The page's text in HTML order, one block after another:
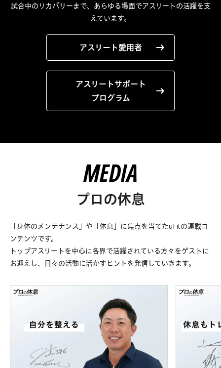
試合中のリカバリーまで、あらゆる場面でアスリートの活躍を支
えています。
アスリート愛用者
アスリートサポート
プログラム
MEDIA
プロの休息
「身体のメンテナンス」や「休息」に焦点を当てたuFitの連載コ
ンテンツです。
トップアスリートを中心に各界で活躍されている方々をゲストに
お迎えし、日々の活動に活かすヒントを発信していきます。